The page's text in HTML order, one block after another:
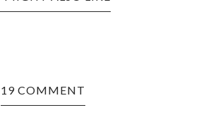
19 COMMENT